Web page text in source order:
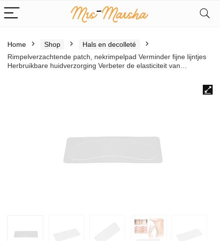
Home Shop
Hals en decolleté
Rimpelverzachtende patch, nekrimpelpad Verminder fijne lijntjes
Herbruikbare huidverzorging Verbeter de elasticiteit van…